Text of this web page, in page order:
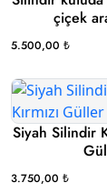
çiçek
5.500,00 ₺
Siyah Silindir
3.750,00 ₺